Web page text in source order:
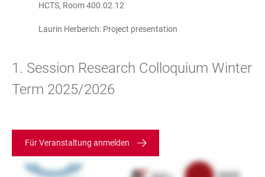
HCTS, Room 400.02.12
Laurin Herberich: Project presentation
1. Session Research Colloquium Winter
Term 2025/2026
Für Veranstaltung anmelden